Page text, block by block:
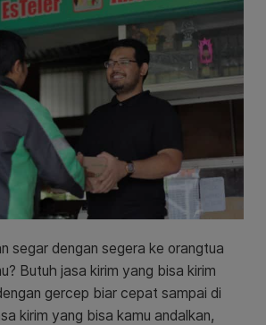
segar dengan segera ke orangtua
Butuh jasa kirim yang bisa kirim
gercep biar cepat sampai di
kirim yang bisa kamu andalkan,